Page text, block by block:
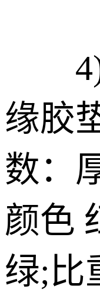
缘胶
数：
颜色
绿;比